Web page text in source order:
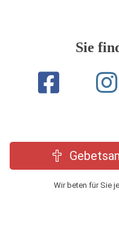
Sie
Wir beten für Sie